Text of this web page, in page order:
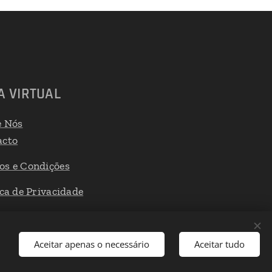
VIRTUAL
Nós
e Condições
de Privacidade
Aceitar apenas o necessário Aceitar tudo